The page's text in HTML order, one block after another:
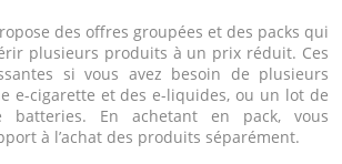
des offres groupées et des packs qui
plusieurs produits à un prix réduit. Ces
si vous avez besoin de plusieurs
e-cigarette et des e-liquides, ou un lot de
batteries. En achetant en pack, vous
à l’achat des produits séparément.